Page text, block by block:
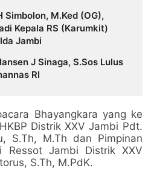
Simbolon, M.Ked (OG),
Kepala RS (Karumkit)
Jambi
J Sinaga, S.Sos Lulus
RI
Bhayangkara yang ke
Distrik XXV Jambi Pdt.
S.Th, M.Th dan Pimpinan
Ressot Jambi Distrik XXV
S.Th, M.PdK.